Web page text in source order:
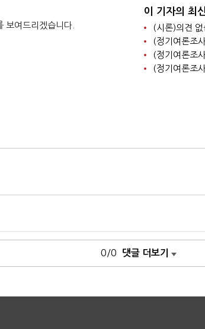
보여드리겠습니다.
이 기자의 최
(시론)의견 없
(정기여론조
0/0 댓글 더보기